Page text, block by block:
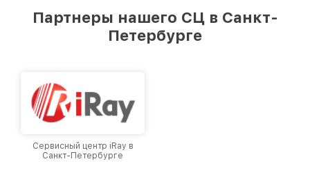
лучшим сервисным центром Infratech в
городе Санкт-Петербурге, постоянно
Партнеры нашего СЦ в Санкт-
Петербурге
Сервисный центр iRay в
Санкт-Петербурге